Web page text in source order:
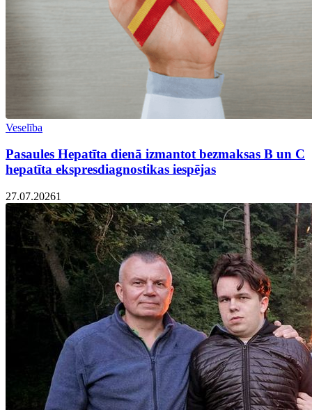
Veselība
Pasaules Hepatīta dienā izmantot bezmaksas B un C
hepatīta ekspresdiagnostikas iespējas
27.07.20261